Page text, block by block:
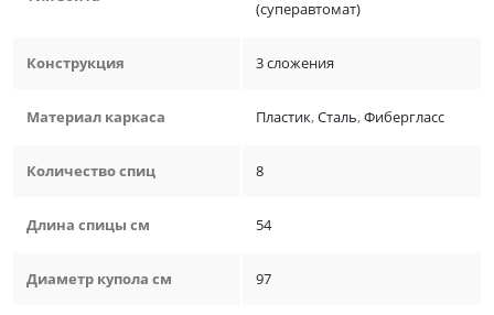
(суперавтомат)
Конструкция 3 сложения
Материал каркаса Пластик,Сталь,Фибергласс
Количество спиц 8
Длина спицы см 54
Диаметр купола см 97